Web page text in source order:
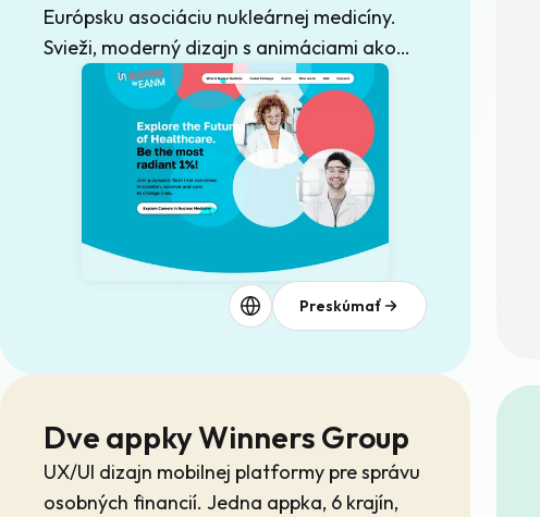
Európsku asociáciu nukleárnej medicíny.
Svieži, moderný dizajn s animáciami ako
nosným prvkom identity.
Preskúmať
Dve appky Winners Group
UX/UI dizajn mobilnej platformy pre správu
osobných financií. Jedna appka, 6 krajín,